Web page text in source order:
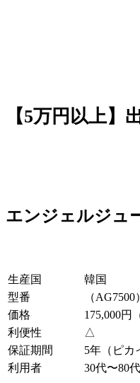
【5万円以上
エンジェルジュ
生産国
韓国
型番
（AG7500）
価格
175,000円
利便性
△
保証期間
5年（ピカ
利用者
30代〜80